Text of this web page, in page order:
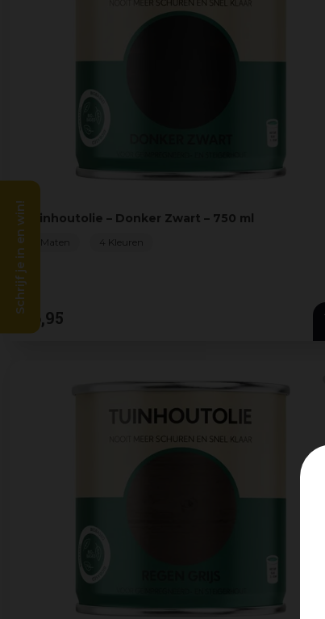
Tuinhoutolie – Donker Zwart – 750 ml
26 ,95
2 Maten 4 Kleuren
Schrijf je in en win!